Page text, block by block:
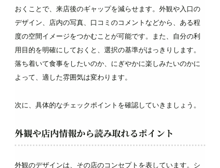
おくことで、来店後のギャップを減らせます。外観や入口の
デザイン、店内の写真、口コミのコメントなどから、ある程
度の空間イメージをつかむことが可能です。また、自分の利
用目的を明確にしておくと、選択の基準がはっきりします。
落ち着いて食事をしたいのか、にぎやかに楽しみたいのかに
よって、適した雰囲気は変わります。
次に、具体的なチェックポイントを確認していきましょう。
外観や店内情報から読み取れるポイント
外観のデザインは、その店のコンセプトを表しています。シ